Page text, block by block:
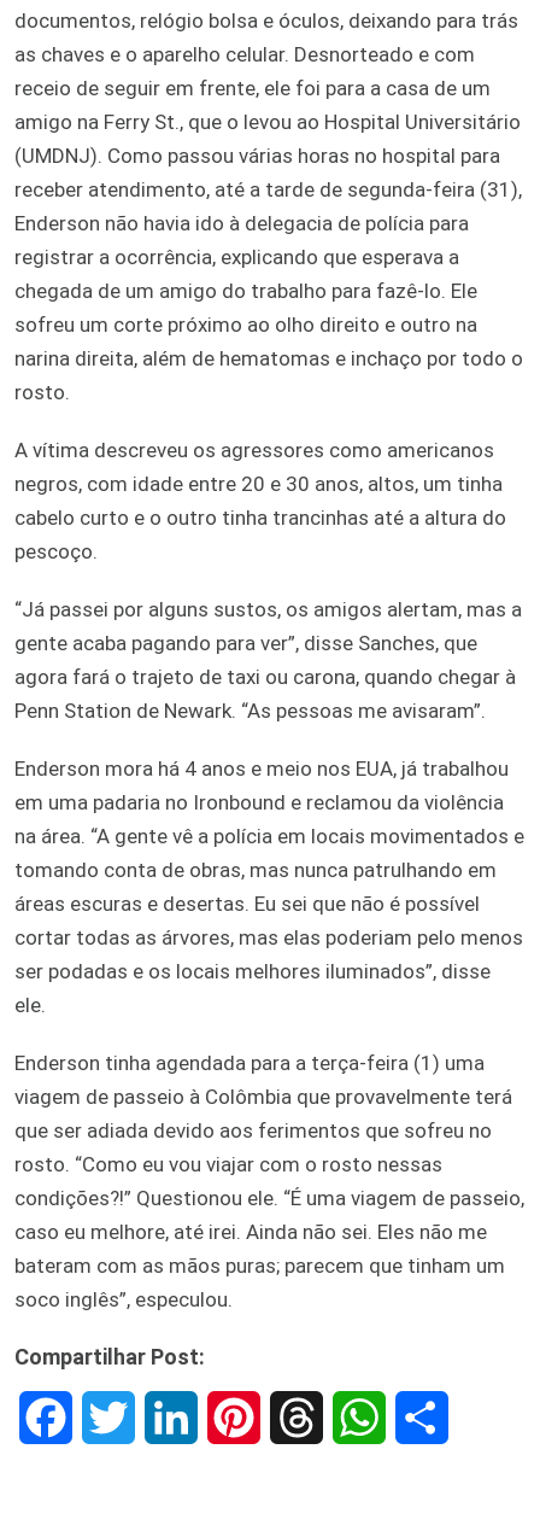
documentos, relógio bolsa e óculos, deixando para trás
as chaves e o aparelho celular. Desnorteado e com
receio de seguir em frente, ele foi para a casa de um
amigo na Ferry St., que o levou ao Hospital Universitário
(UMDNJ). Como passou várias horas no hospital para
receber atendimento, até a tarde de segunda-feira (31),
Enderson não havia ido à delegacia de polícia para
registrar a ocorrência, explicando que esperava a
chegada de um amigo do trabalho para fazê-lo. Ele
sofreu um corte próximo ao olho direito e outro na
narina direita, além de hematomas e inchaço por todo o
rosto.
A vítima descreveu os agressores como americanos
negros, com idade entre 20 e 30 anos, altos, um tinha
cabelo curto e o outro tinha trancinhas até a altura do
pescoço.
“Já passei por alguns sustos, os amigos alertam, mas a
gente acaba pagando para ver”, disse Sanches, que
agora fará o trajeto de taxi ou carona, quando chegar à
Penn Station de Newark. “As pessoas me avisaram”.
Enderson mora há 4 anos e meio nos EUA, já trabalhou
em uma padaria no Ironbound e reclamou da violência
na área. “A gente vê a polícia em locais movimentados e
tomando conta de obras, mas nunca patrulhando em
áreas escuras e desertas. Eu sei que não é possível
cortar todas as árvores, mas elas poderiam pelo menos
ser podadas e os locais melhores iluminados”, disse
ele.
Enderson tinha agendada para a terça-feira (1) uma
viagem de passeio à Colômbia que provavelmente terá
que ser adiada devido aos ferimentos que sofreu no
rosto. “Como eu vou viajar com o rosto nessas
condições?!” Questionou ele. “É uma viagem de passeio,
caso eu melhore, até irei. Ainda não sei. Eles não me
bateram com as mãos puras; parecem que tinham um
soco inglês”, especulou.
Compartilhar Post: